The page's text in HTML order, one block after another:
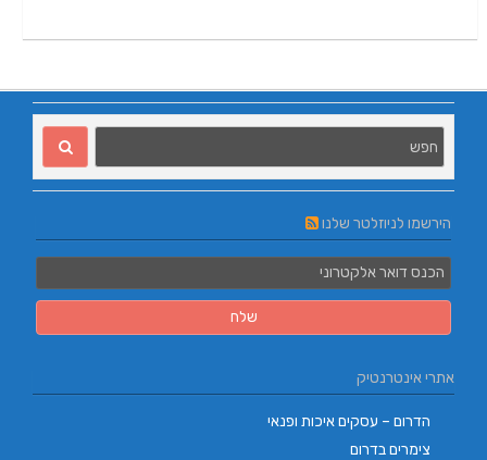
הירשמו לניוזלטר שלנו
אתרי אינטרנטיק
הדרום – עסקים איכות ופנאי
צימרים בדרום